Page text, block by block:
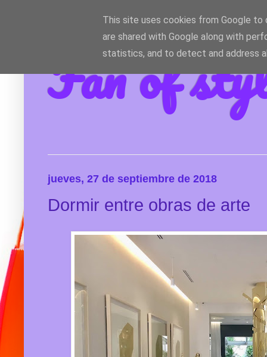
Fan of
jueves, 27 de septiembre de 2018
Dormir entre obras de arte
This site uses cookies from Google to
are shared with Google along with
statistics, and to detect and address